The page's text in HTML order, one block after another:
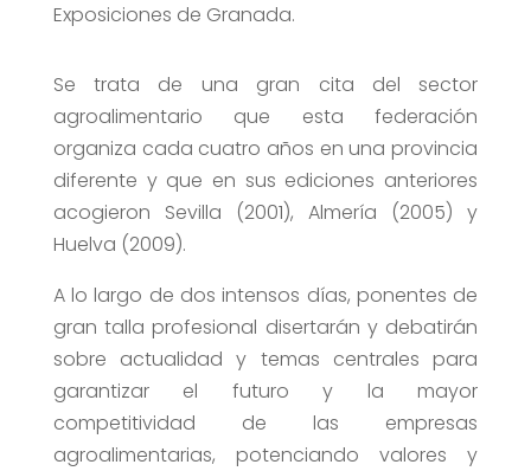
Exposiciones de Granada.
Se trata de una gran cita del sector
agroalimentario que esta federación
organiza cada cuatro años en una provincia
diferente y que en sus ediciones anteriores
acogieron Sevilla (2001), Almería (2005) y
Huelva (2009).
A lo largo de dos intensos días, ponentes de
gran talla profesional disertarán y debatirán
sobre actualidad y temas centrales para
garantizar el futuro y la mayor
competitividad de las empresas
agroalimentarias, potenciando valores y